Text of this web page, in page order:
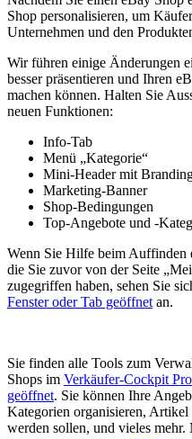
Shop personalisieren, um
Unternehmen und den
Wir führen einige Änderungen
besser präsentieren und Ihren
machen können. Halten Sie
neuen Funktionen:
Info-Tab
Menü „Kategorie“
Mini-Header mit
Marketing-Banner
Shop-Bedingungen
Top-Angebote und -
Wenn Sie Hilfe beim Auffinden
die Sie zuvor von der Seite
zugegriffen haben, sehen Sie
Fenster oder Tab geöffnet an.
Sie finden alle Tools zum
Shops im Verkäufer-Cockpit Pro
geöffnet. Sie können Ihre
Kategorien organisieren,
werden sollen, und vieles